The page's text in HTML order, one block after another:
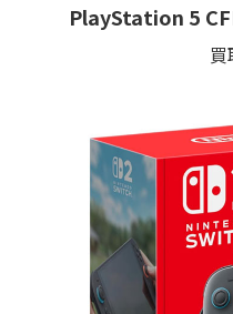
PlayStation 5